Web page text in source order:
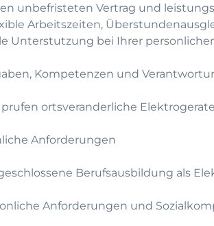
unbefristeten Vertrag und
Arbeitszeiten,
Unterstutzung bei Ihrer
Kompetenzen und
prufen ortsveranderliche
Anforderungen
Berufsausbildung als
Anforderungen und